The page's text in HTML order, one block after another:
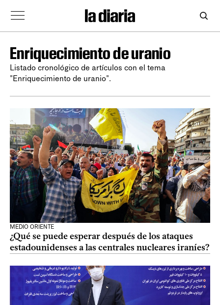
Enriquecimiento de uranio
Listado cronológico de artículos con el tema
"Enriquecimiento de uranio".
MEDIO ORIENTE
¿Qué se puede esperar después de los ataques
estadounidenses a las centrales nucleares iraníes?